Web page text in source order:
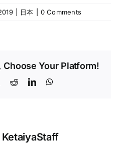
日本 0 Comments
Choose Your Platform!
RedditLinkedIn
KetaiyaStaff